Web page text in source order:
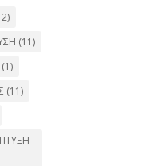
(11)
(1)
(11)